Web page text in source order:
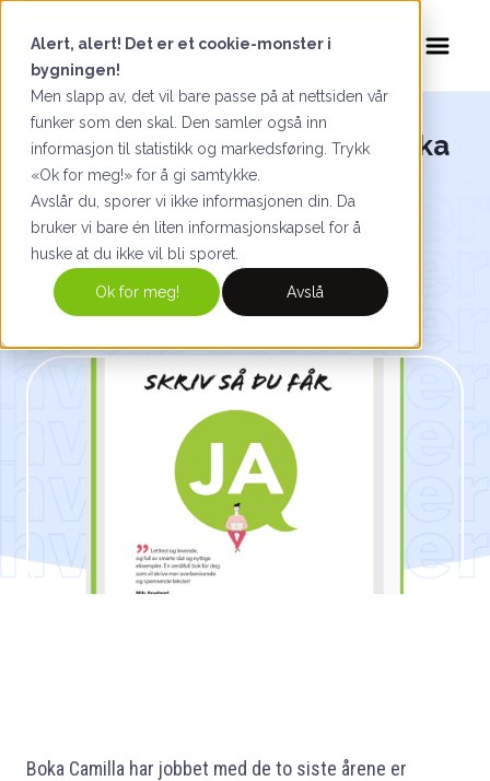
Alert, alert! Det er et cookie-monster i
bygningen!
Men slapp av, det vil bare passe på at nettsiden vår
funker som den skal. Den samler også inn
informasjon til statistikk og markedsføring. Trykk
«Ok for meg!» for å gi samtykke.
Avslår du, sporer vi ikke informasjonen din. Da
bruker vi bare én liten informasjonskapsel for å
huske at du ikke vil bli sporet.
Ok for meg! Avslå
Nyhet: Skriv så du får JA-boka
er her
Boka Camilla har jobbet med de to siste årene er